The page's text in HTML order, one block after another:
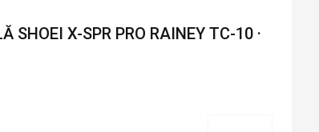
SHOEI X-SPR PRO RAINEY TC-10 ·